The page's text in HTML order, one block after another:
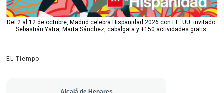
Del 2 al 12 de octubre, Madrid celebra Hispanidad 2026 con EE. UU. invitado:
Sebastián Yatra, Marta Sánchez, cabalgata y +150 actividades gratis.
EL Tiempo